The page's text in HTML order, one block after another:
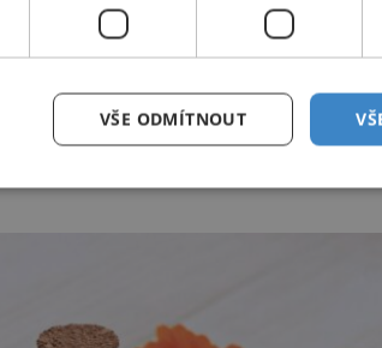
intenzivně hydratuje, přitom
denně, promasírovat a nechat
VŠE ODMÍTNOUT